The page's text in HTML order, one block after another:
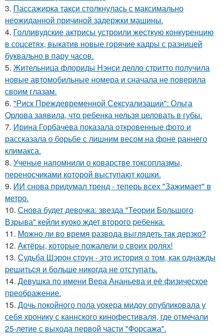
3. Пассажирка такси столкнулась с максимально
неожиданной причиной задержки машины.
4. Голливудские актрисы устроили жесткую конкуренцию
в соцсетях, выкатив новые горячие кадры с разницей
буквально в пару часов.
5. Жительница флориды Нэнси делло стритто получила
новые автомобильные номера и сначала не поверила
своим глазам.
6. "Риск Преждевременной Сексуализации": Ольга
Орлова заявила, что ребенка нельзя целовать в губы.
7. Ирина Горбачева показала откровенные фото и
рассказала о борьбе с лишним весом на фоне раннего
климакса.
8. Ученые напомнили о коварстве токсоплазмы,
переносчиками которой выступают кошки.
9. ИИ снова придумал тренд - теперь всех "Зажимает" в
метро.
10. Снова будет девочка: звезда "Теории Большого
Взрыва" кейли куоко ждет второго ребенка.
11. Можно ли во время развода выглядеть так дерзко?
12. Актёры, которые пожалели о своих ролях!
13. Судьба Шэрон стоун - это история о том, как однажды
решиться и больше никогда не отступать.
14. Девушка по имени Вера Ананьева и её физическое
преображение.
15. Дочь покойного пола уокера мидоу опубликовала у
себя хронику с каннского кинофестиваля, где отмечали
25-летие с выхода первой части "Форсажа".